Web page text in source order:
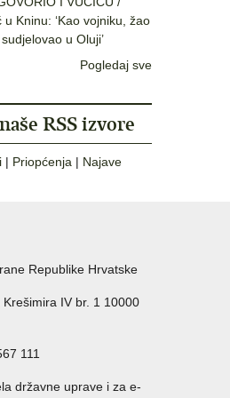
u Kninu: ‘Kao vojniku, žao
u Oluji’
Pogledaj sve
RSS izvore
| Priopćenja | Najave
Republike Hrvatske
IV br. 1 10000
111
državne uprave i za e-